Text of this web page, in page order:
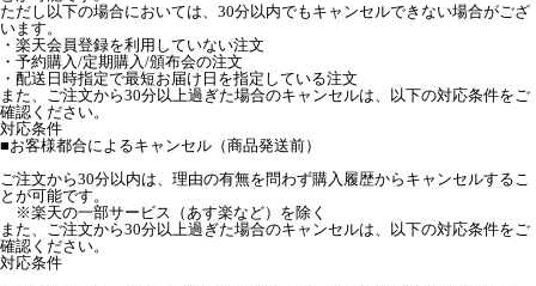
ただし以下の場合においては、30分以内でもキャンセルできない場合がござ
います。
・楽天会員登録を利用していない注文
・予約購入/定期購入/頒布会の注文
・配送日時指定で最短お届け日を指定している注文
また、ご注文から30分以上過ぎた場合のキャンセルは、以下の対応条件をご
確認ください。
対応条件
■お客様都合によるキャンセル（商品発送前）
ご注文から30分以内は、理由の有無を問わず購入履歴からキャンセルするこ
とが可能です。
※楽天の一部サービス（あす楽など）を除く
また、ご注文から30分以上過ぎた場合のキャンセルは、以下の対応条件をご
確認ください。
対応条件